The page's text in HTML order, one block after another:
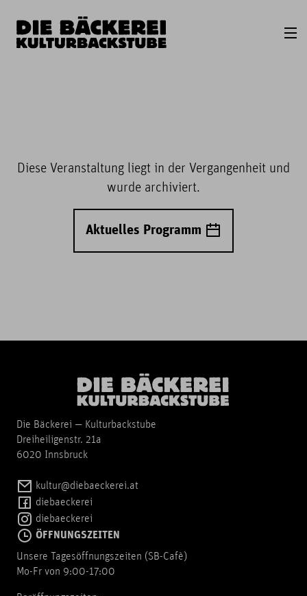
Diese Veranstaltung liegt in der Vergangenheit und
wurde archiviert.
Aktuelles Programm
Die Bäckerei — Kulturbackstube
Dreiheiligenstr. 21a
6020 Innsbruck
kultur@diebaeckerei.at
diebaeckerei
diebaeckerei
ÖFFNUNGSZEITEN
Unsere Tagesöffnungszeiten (SB-Cafè)
Mo-Fr von 9:00-17:00